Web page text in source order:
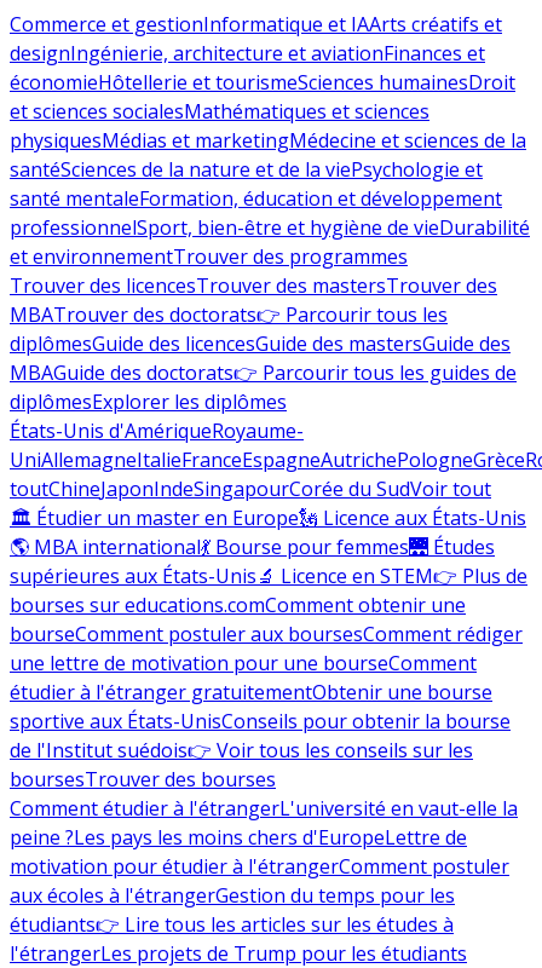
Commerce et gestionInformatique et IAArts créatifs et
designIngénierie, architecture et aviationFinances et
économieHôtellerie et tourismeSciences humainesDroit
et sciences socialesMathématiques et sciences
physiquesMédias et marketingMédecine et sciences de la
santéSciences de la nature et de la viePsychologie et
santé mentaleFormation, éducation et développement
professionnelSport, bien-être et hygiène de vieDurabilité
et environnementTrouver des programmes
Trouver des licencesTrouver des mastersTrouver des
MBATrouver des doctorats👉 Parcourir tous les
diplômesGuide des licencesGuide des mastersGuide des
MBAGuide des doctorats👉 Parcourir tous les guides de
diplômesExplorer les diplômes
États-Unis d'AmériqueRoyaume-
UniAllemagneItalieFranceEspagneAutrichePologneGrèce
toutChineJaponIndeSingapourCorée du SudVoir tout
🏛 Étudier un master en Europe🗽 Licence aux États-Unis
🌎 MBA international💃 Bourse pour femmes🌉 Études
supérieures aux États-Unis🔬 Licence en STEM👉 Plus de
bourses sur educations.comComment obtenir une
bourseComment postuler aux boursesComment rédiger
une lettre de motivation pour une bourseComment
étudier à l'étranger gratuitementObtenir une bourse
sportive aux États-UnisConseils pour obtenir la bourse
de l'Institut suédois👉 Voir tous les conseils sur les
boursesTrouver des bourses
Comment étudier à l'étrangerL'université en vaut-elle la
peine ?Les pays les moins chers d'EuropeLettre de
motivation pour étudier à l'étrangerComment postuler
aux écoles à l'étrangerGestion du temps pour les
étudiants👉 Lire tous les articles sur les études à
l'étrangerLes projets de Trump pour les étudiants